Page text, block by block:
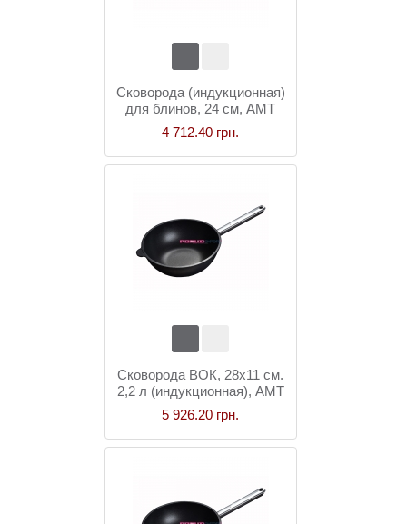
Сковорода (индукционная)
для блинов, 24 см, AMT
Gastroguss
4 712.40 грн.
Сковорода ВОК, 28x11 см.
2,2 л (индукционная), AMT
Gastroguss
5 926.20 грн.